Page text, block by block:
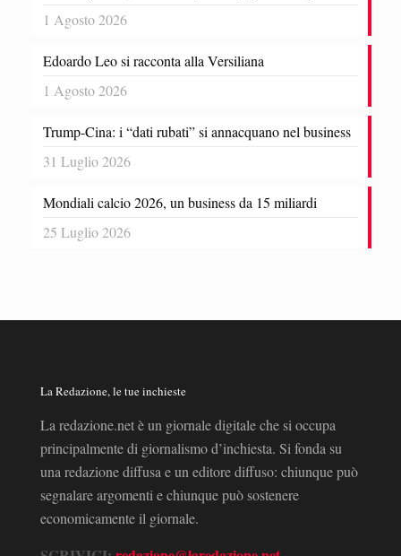
1 Agosto 2026
Edoardo Leo si racconta alla Versiliana
1 Agosto 2026
Trump-Cina: i “dati rubati” si annacquano nel business
31 Luglio 2026
Mondiali calcio 2026, un business da 15 miliardi
25 Luglio 2026
La Redazione, le tue inchieste
La redazione.net è un giornale digitale che si occupa
principalmente di giornalismo d’inchiesta. Si fonda su
una redazione diffusa e un editore diffuso: chiunque può
segnalare argomenti e chiunque può sostenere
economicamente il giornale.